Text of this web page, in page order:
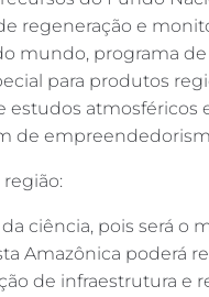
regeneração e
mundo, programa
para produtos
estudos atmosféricos
de
ciência, pois será o
Amazônica poderá
de infraestrutura e